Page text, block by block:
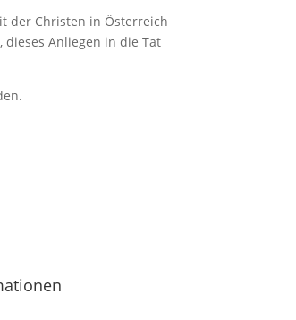
der Christen in Österreich
Anliegen in die Tat